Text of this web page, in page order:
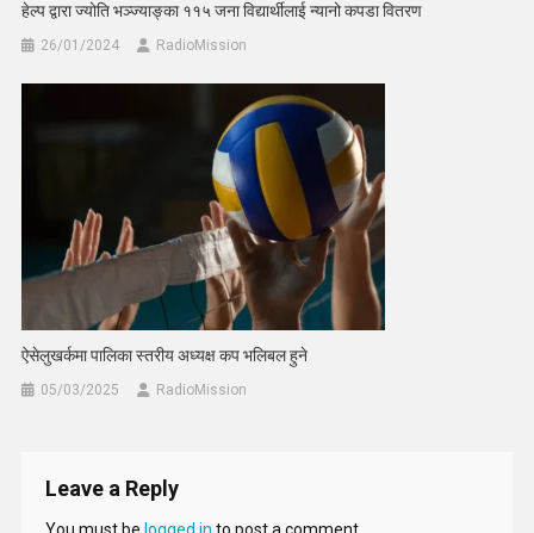
हेल्प द्वारा ज्योति भञ्ज्याङ्का ११५ जना विद्यार्थीलाई न्यानो कपडा वितरण
26/01/2024 RadioMission
ऐसेलुखर्कमा पालिका स्तरीय अध्यक्ष कप भलिबल हुने
05/03/2025 RadioMission
Leave a Reply